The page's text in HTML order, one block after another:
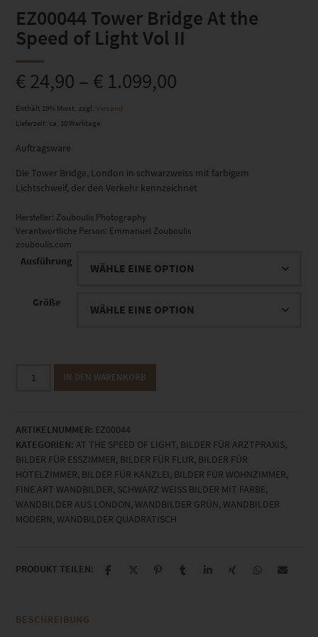
EZ00044 Tower Bridge At the
Speed of Light Vol II
€24,90 – € 1.099,00
Enthält 19% Mwst. zzgl. Versand
Lieferzeit: ca. 10 Werktage
Auftragsware
Die Tower Bridge, London in schwarzweiss mit farbigem
Lichtschweif, der den Verkehr kennzeichnet
Hersteller: Zouboulis Photography
Verantwortliche Person: Emmanuel Zouboulis
zouboulis.com
Ausführung
Größe
Tower
the
Speed
of
Light
Vol
II
Menge
IN DEN WARENKORB
ARTIKELNUMMER: EZ00044
KATEGORIEN: AT THE SPEED OF LIGHT, BILDER FÜR ARZTPRAXIS,
BILDER FÜR ESSZIMMER, BILDER FÜR FLUR, BILDER FÜR
HOTELZIMMER, BILDER FÜR KANZLEI, BILDER FÜR WOHNZIMMER,
FINE ART WANDBILDER, SCHWARZ WEISS BILDER MIT FARBE ,
WANDBILDER AUS LONDON, WANDBILDER GRÜN, WANDBILDER
MODERN, WANDBILDER QUADRATISCH
PRODUKT TEILEN:
BESCHREIBUNG